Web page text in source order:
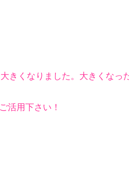
きくなりました。大きくなっ
活用下さい！